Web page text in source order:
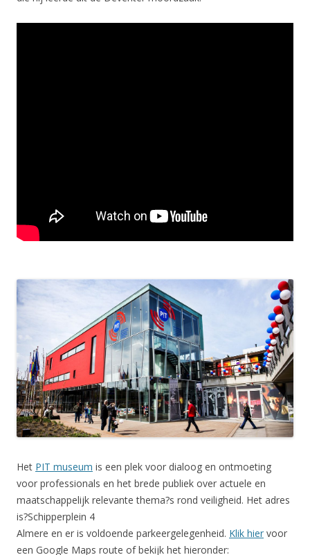
Het PIT museum is een plek voor dialoog en ontmoeting
voor professionals en het brede publiek over actuele en
maatschappelijk relevante thema?s rond veiligheid. Het adres
is?Schipperplein 4
Almere en er is voldoende parkeergelegenheid. Klik hier voor
een Google Maps route of bekijk het hieronder: